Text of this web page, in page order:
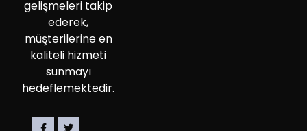
gelişmeleri takip
ederek,
müşterilerine en
kaliteli hizmeti
sunmayı
hedeflemektedir.